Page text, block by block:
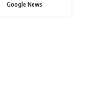
Google News